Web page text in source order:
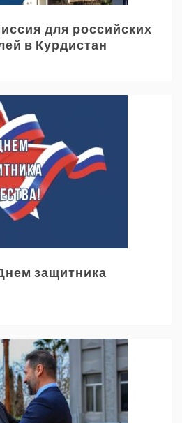
для российских
в Курдистан
защитника